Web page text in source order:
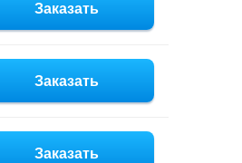
Заказать
Заказать
Заказать